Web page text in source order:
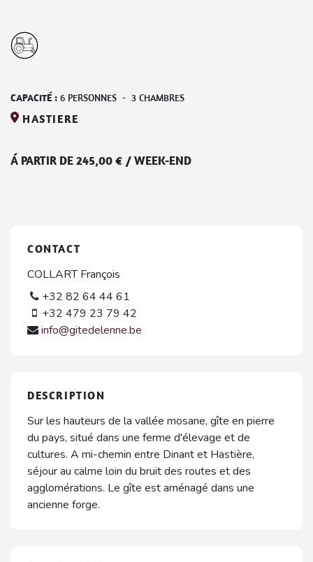
CAPACITÉ : 6 PERSONNES - 3 CHAMBRES
HASTIERE
Á PARTIR DE245,00€ /WEEK-END
CONTACT
COLLART François
+32 82 64 44 61
+32 479 23 79 42
info@gitedelenne.be
DESCRIPTION
Sur les hauteurs de la vallée mosane, gîte en pierre
du pays, situé dans une ferme d'élevage et de
cultures. A mi-chemin entre Dinant et Hastière,
séjour au calme loin du bruit des routes et des
agglomérations. Le gîte est aménagé dans une
ancienne forge.